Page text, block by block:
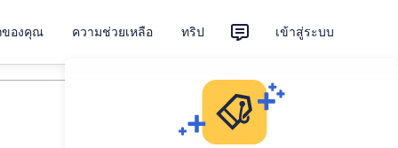
ของคุณ ความช่วยเหลือ ทริป เข้าสู่ระบบ